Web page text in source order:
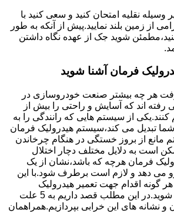
وسیله نقلیه امتحان کنید و سعی کنید با
از زمین بلند نمایید.پیش از آنکه به طور
شوید جک از عهده نگاه داشتن
هر چه بیشتر صنعت خودروسازی در
رفته اند که آسایش و راحتی را بیش از
کنند.یکی از سیستم هایی که رانندگی را به
تبدیل می کند،سیستم هیدرولیک فرمان
مانع از بروز خستگی در هنگام چرخاندن
است به دلایل مختلف دچار اختلال
فرمان هرچه که باشد،نشان از یک
می دهد و لازم است برطرف شود.با این
گونه اقدام جهت تعمیر هیدرولیک
فرمان،با این علل آشنا شوید.در این مطلب قصد داریم به 5 علت
نشانه های این خرابی بپردازیم.همراهمان